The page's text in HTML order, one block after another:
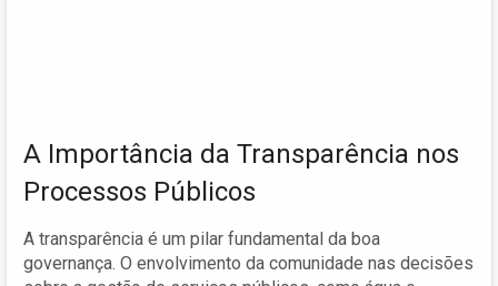
A Importância da Transparência nos
Processos Públicos
A transparência é um pilar fundamental da boa
governança. O envolvimento da comunidade nas decisões